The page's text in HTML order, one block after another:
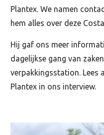
Plantex. We namen
hem alles over deze
Hij gaf ons meer
dagelijkse gang van
verpakkingsstation. Lees
Plantex in ons interview.